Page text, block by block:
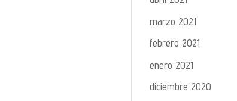
marzo 2021
febrero 2021
enero 2021
diciembre 2020